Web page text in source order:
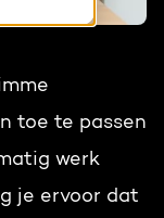
toe te passen
werk
je ervoor dat